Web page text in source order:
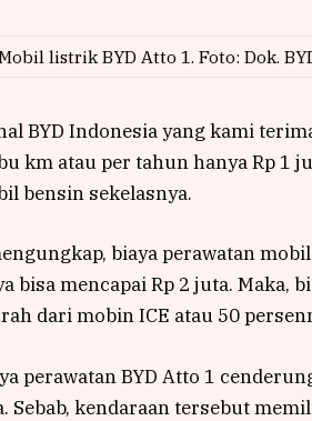
listrik BYD Atto 1. Foto: Dok.
BYD Indonesia yang kami
km atau per tahun hanya Rp 1
bensin sekelasnya.
biaya perawatan
bisa mencapai Rp 2 juta. Maka,
dari mobin ICE atau 50
perawatan BYD Atto 1
Sebab, kendaraan tersebut